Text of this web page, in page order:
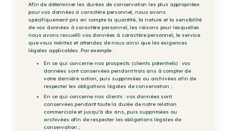
Afin de déterminer les durées de conservation les plus appropriées
pour vos données à caractère personnel, nous avons
spécifiquement pris en compte la quantité, la nature et la sensibilité
de vos données à caractère personnel, les raisons pour lesquelles
nous avons recueilli vos données à caractère personnel, le service
que vous méritez et attendez de nous ainsi que les exigences
légales applicables. Par exemple :
En ce qui concerne nos prospects (clients potentiels) : vos
données sont conservées pendant trois ans à compter de
votre dernière action, puis supprimées ou archivées afin de
respecter les obligations légales de conservation ;
En ce qui concerne nos clients : vos données sont
conservées pendant toute la durée de notre relation
commerciale et jusqu’à dix ans, puis supprimées ou
archivées afin de respecter les obligations légales de
conservation ;